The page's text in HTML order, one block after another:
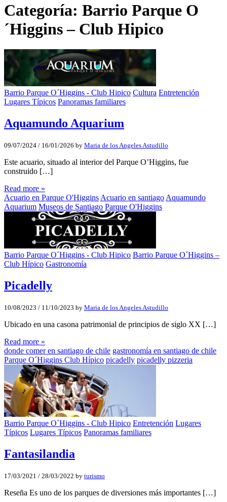
Categoría: Barrio Parque O
´Higgins – Club Hipico
Barrio Parque O´Higgins - Club Hipico Cultura Entretención
Lugares Típicos Panoramas familiares
Aquamundo Aquarium
09/07/2024 / 16/01/2026 by Maria de los Angeles Astudillo
Este acuario, situado al interior del Parque O’Higgins, fue
construido […]
Read more »
Acuario en Parque O'Higgins Acuario en santiago Aquamundo
Aquarium Museos de Santiago Parque O'Higgins
Barrio Parque O´Higgins - Club Hipico Barrio Parque O´Higgins –
Club Hípico Gastronomía
Picadelly
10/08/2023 / 11/10/2023 by Maria de los Angeles Astudillo
Ubicado en una casona patrimonial de principios de siglo XX […]
Read more »
donde comer en santiago de chile gastronomía en santiago de chile
Parque O´Higgins Club Hípico picadelly picadelly pizzeria
Barrio Parque O´Higgins - Club Hipico Entretención Lugares
Típicos Lugares Típicos Panoramas familiares
Fantasilandia
17/03/2021 / 28/03/2022 by turismo
Reseña Es uno de los parques de diversiones más importantes […]